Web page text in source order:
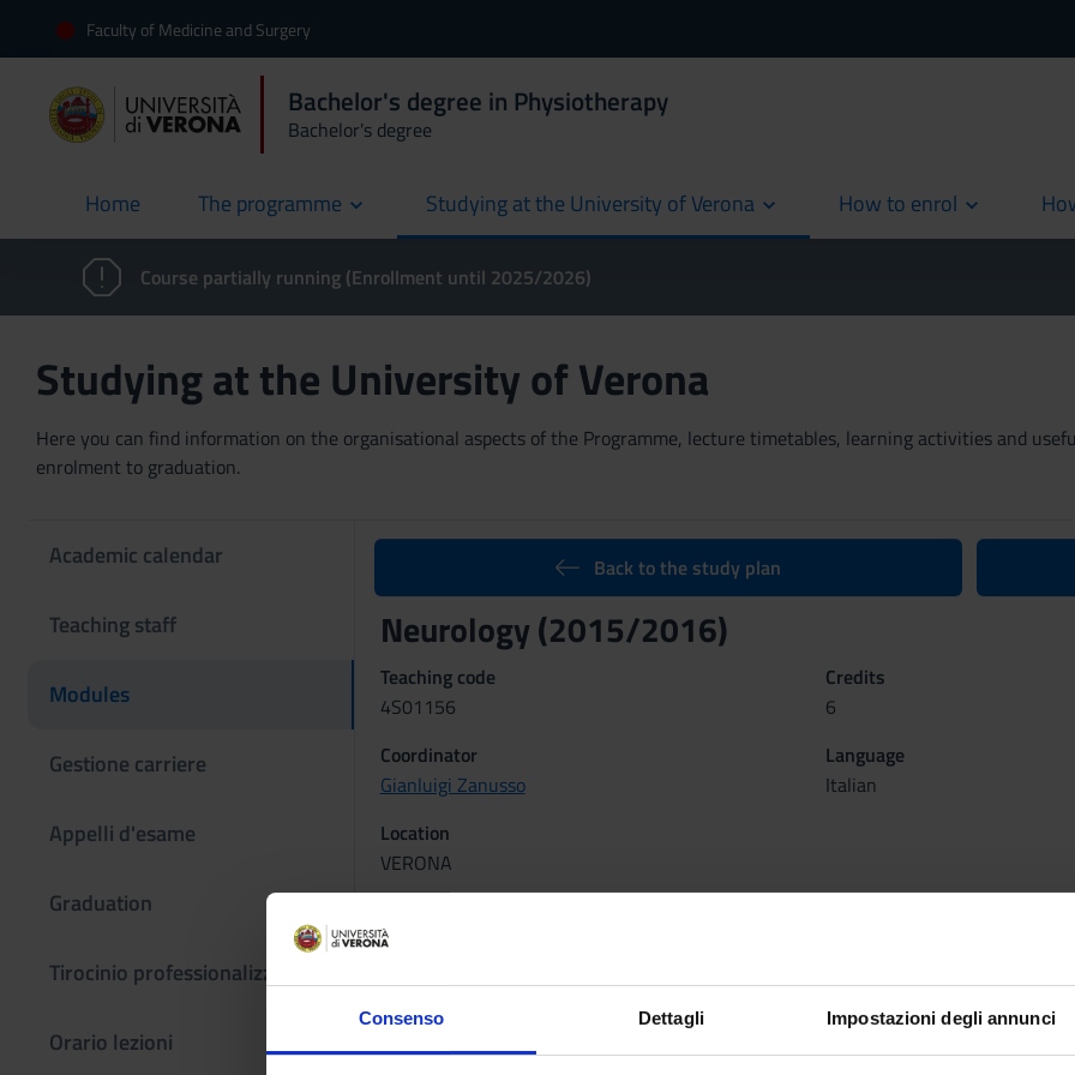
Consenso Dettagli Impostazioni degli annunci
Faculty of Medicine and Surgery
Bachelor's degree in Physiotherapy
Bachelor's degree
Home
current The programme Studying at the University of Verona How to enrol
Course partially running (Enrollment until 2025/2026)
Studying at the University of Verona
Here you can find information on the organisational aspects of the Programme, lecture timetables, learning activities and
enrolment to graduation.
Academic calendar
Teaching staff
Modules
Gestione carriere
Appelli d'esame
Graduation
Tirocinio professionalizzante
Orario lezioni
Back to the study plan
Neurology (2015/2016)
Teaching code
4S01156
Credits
6
Coordinator
Gianluigi Zanusso
Language
Italian
Location
VERONA
NEUROLOGIA
Credits
3